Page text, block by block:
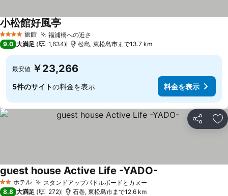
4 ホテルのランク
旅館 福浦橋への近さ
小松館好風亭
9.0 大満足 1,634 松島, 東松島市まで13.7 km
最安値 ￥23,266
5件のサイトの料金を表示 料金を表示
シェア お
2 ホテルのランク
ホテル スタンドアップパドルボードとカヌー
guest house Active Life -YADO-
8.8 大満足 272 石巻, 東松島市まで12.6 km